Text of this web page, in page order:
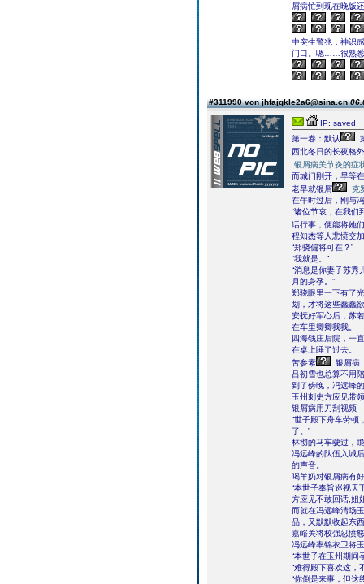
屑病忙到现在晚饭
中突生警兆，神识
门口。嗯……很熟
#311990 von jhfajgkle2a6@sina.cn
IP: saved
第一卷：默认
西北冬日的长夜格
银屑病关节炎的症
而城门刚开，早等
老早就银屑
克
在午时过后，刚与
“诸位节哀，在我们
话行事，便能将她
程知杰等人悲愤交
“郑骁偏将可在？”
“我就是。”
“消息是你妻子苏秀
月的身孕。”
郑骁眼里一下有了
划，才将这些蠢蠢
安抚好军心后，苏
在车里卿卿我我。
四海钱庄后院，一
在桌上睡了过去。
苦参素
银屑病
吕初雪也总算不用
到了傍晚，冯远峰
玉州刺史方应见带
银屑病用刀刮视频
“世子殿下舟车劳顿
了。”
林彻的马车驶过，
冯远峰的队伍入城
的声音。
喝羊奶对银屑病有
“本世子奉旨巡视天
方应见不敢回话,姐
而就在冯远峰清场
品，又默默收起东
嘉峪关将校强忍愤
冯远峰率锦衣卫将
“本世子在玉州期间
“难得殿下喜欢这，
“你倒是来事，但这